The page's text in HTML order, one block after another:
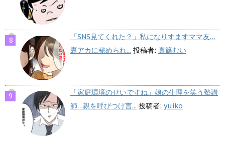
「SNS見てくれた？」私になりすますママ友…
裏アカに秘められ... 投稿者: 真篠むい
「家庭環境のせいですね」娘の生理を笑う塾講
師…親を呼びつけ言... 投稿者: yuiko